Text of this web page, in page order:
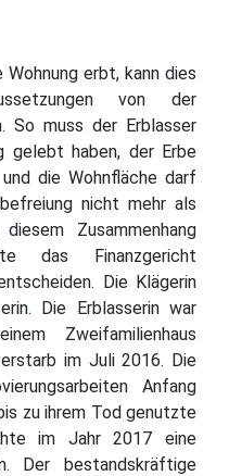
Wohnung erbt, kann dies
von der
So muss der Erblasser
gelebt haben, der Erbe
die Wohnfläche darf
nicht mehr als
Zusammenhang
das Finanzgericht
Die Klägerin
Die Erblasserin war
Zweifamilienhaus
im Juli 2016. Die
Anfang
zu ihrem Tod genutzte
im Jahr 2017 eine
Der bestandskräftige